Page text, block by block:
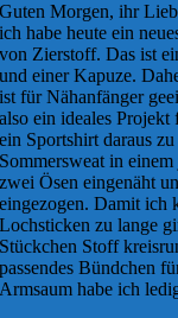
Guten Morgen, ihr
ich habe heute ein
von Zierstoff. Das ist
und einer Kapuze.
ist für Nähanfänger
also ein ideales Projekt
ein Sportshirt daraus
Sommersweat in
zwei Ösen eingenäht
eingezogen. Damit ich
Lochsticken zu lange
Stückchen Stoff
passendes Bündchen
Armsaum habe ich